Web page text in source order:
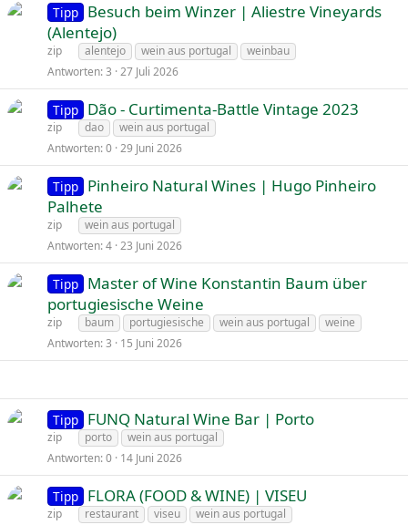
Tipp Besuch beim Winzer | Aliestre Vineyards
(Alentejo)
zip alentejo wein aus portugal
weinbau
Antworten 3 27 Juli 2026
Tipp Dão - Curtimenta-Battle Vintage 2023
zip dao
wein aus portugal
Antworten 0 29 Juni 2026
Tipp Pinheiro Natural Wines | Hugo Pinheiro
Palhete
zip
wein aus portugal
Antworten 4 23 Juni 2026
Tipp Master of Wine Konstantin Baum über
portugiesische Weine
zip baum portugiesische wein aus portugal
weine
Antworten 3 15 Juni 2026
Tipp FUNQ Natural Wine Bar | Porto
zip porto
wein aus portugal
Antworten 0 14 Juni 2026
Tipp FLORA (FOOD & WINE) | VISEU
zip restaurant viseu wein aus portugal